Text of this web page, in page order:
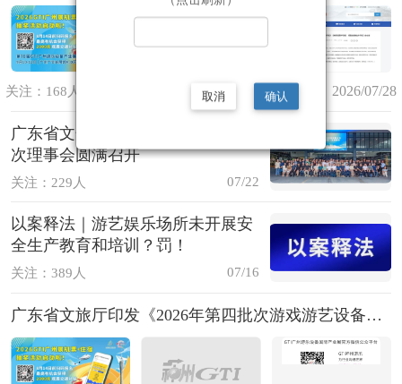
关注：168人/GTI神州游乐 2026/07/28
广东省文化娱乐联合会第一届第一
次理事会圆满召开
关注：229人 07/22
以案释法｜游艺娱乐场所未开展安
全生产教育和培训？罚！
关注：389人 07/16
广东省文旅厅印发《2026年第四批次游戏游艺设备市场准入机型机种目录》
取消 确认